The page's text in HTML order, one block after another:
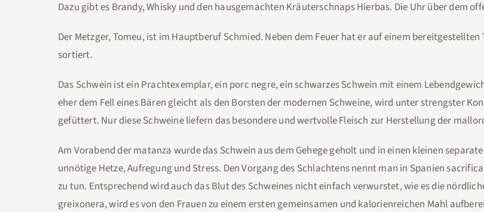
Dazu gibt es Brandy, Whisky und den hausgemachten Kräuterschnaps Hierbas. Die Uhr über dem
Der Metzger, Tomeu, ist im Hauptberuf Schmied. Neben dem Feuer hat er auf einem
sortiert.
Das Schwein ist ein Prachtexemplar, ein porc negre, ein schwarzes Schwein mit einem
eher dem Fell eines Bären gleicht als den Borsten der modernen Schweine, wird unter strengster
gefüttert. Nur diese Schweine liefern das besondere und wertvolle Fleisch zur Herstellung der
Am Vorabend der matanza wurde das Schwein aus dem Gehege geholt und in einen kleinen
unnötige Hetze, Aufregung und Stress. Den Vorgang des Schlachtens nennt man in Spanien
zu tun. Entsprechend wird auch das Blut des Schweines nicht einfach verwurstet, wie es die
greixonera, wird es von den Frauen zu einem ersten gemeinsamen und kalorienreichen Mahl